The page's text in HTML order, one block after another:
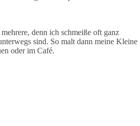
denn ich schmeiße oft ganz
sind. So malt dann meine Kleine
oder im Café.